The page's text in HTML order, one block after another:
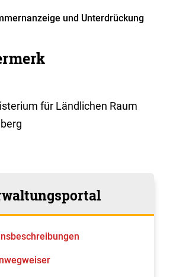
und Unterdrückung
für Ländlichen Raum